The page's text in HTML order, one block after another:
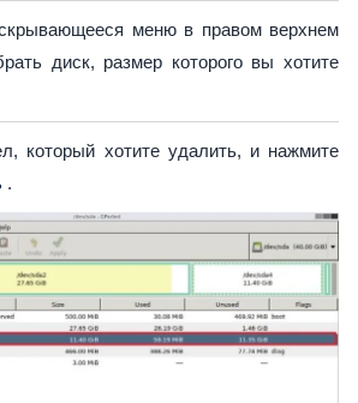
меню в правом верхнем
диск, размер которого вы хотите
который хотите удалить, и нажмите
.